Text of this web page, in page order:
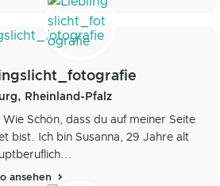
Rheinland-Pfalz
Wie Schön, dass du auf meiner Seite
bist. Ich bin Susanna, 29 Jahre alt
ansehen